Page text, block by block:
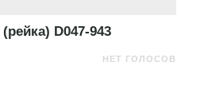
D047-943
НЕТ ГОЛОСОВ